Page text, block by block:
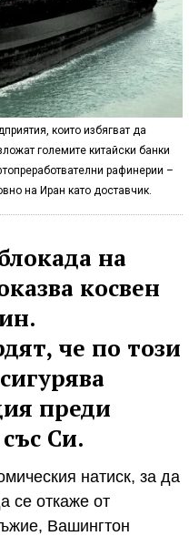
които избягват да
големите китайски банки
рафинерии –
на Иран като доставчик.
на
косвен
че по този
преди
Си.
натиск, за да
се откаже от
Вашингтон